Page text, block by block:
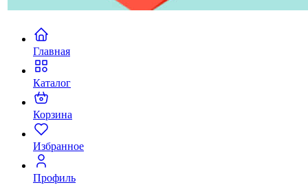
Главная
Каталог
Корзина
Избранное
Профиль